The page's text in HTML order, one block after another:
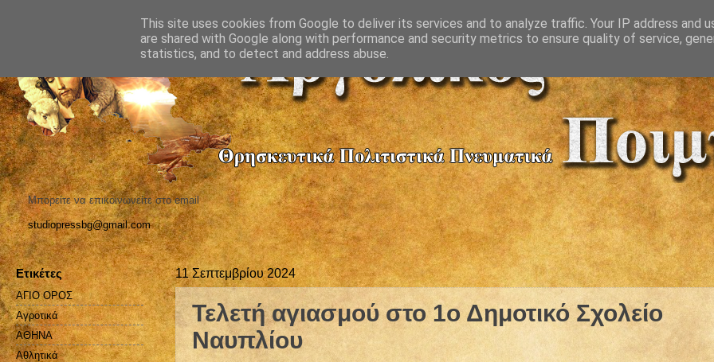
Μπορείτε να επικοινωνείτε στο email
studiopressbg@gmail.com
11 Σεπτεμβρίου 2024
Τελετή αγιασμού στο 1ο Δημοτικό Σχολείο
Ναυπλίου
Ετικέτες
ΑΓΙΟ ΟΡΟΣ
Αγροτικά
ΑΘΗΝΑ
Αθλητικά
This site uses cookies from Google to deliver its services and to analyze traffic. Your IP address and
are shared with Google along with performance and security metrics to ensure quality of service,
statistics, and to detect and address abuse.